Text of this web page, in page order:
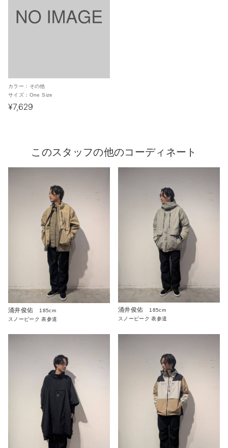
カラー： その他
サイズ： One Size
¥7,629
このスタッフの他のコーディネート
涌井俊佑
185cm
スノーピーク 表参道
涌井俊佑
185cm
スノーピーク 表参道